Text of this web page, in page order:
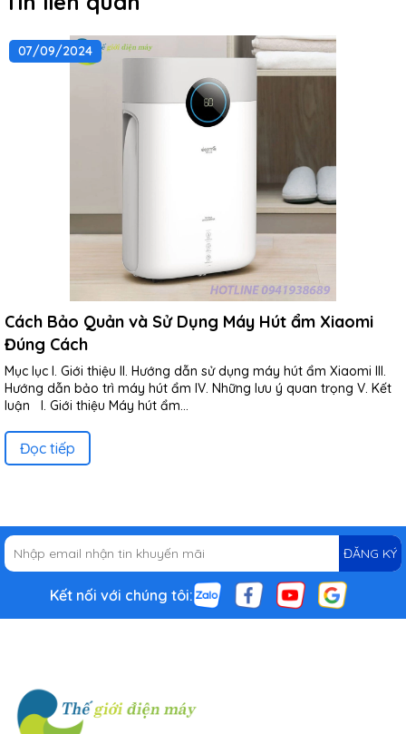
07/09/2024
Cách Bảo Quản và Sử Dụng Máy Hút ẩm Xiaomi
Đúng Cách
Mục lục I. Giới thiệu II. Hướng dẫn sử dụng máy hút ẩm Xiaomi III.
Hướng dẫn bảo trì máy hút ẩm IV. Những lưu ý quan trọng V. Kết
luận I. Giới thiệu Máy hút ẩm...
Đọc tiếp
ĐĂNG KÝ
Kết nối với chúng tôi: